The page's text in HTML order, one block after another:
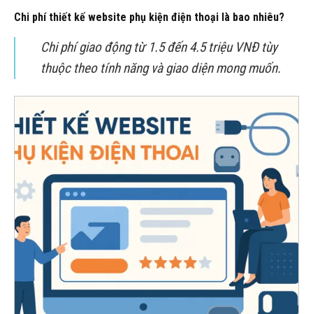
Chi phí thiết kế website phụ kiện điện thoại là bao nhiêu?
Chi phí giao động từ 1.5 đến 4.5 triệu VNĐ tùy
thuộc theo tính năng và giao diện mong muốn.